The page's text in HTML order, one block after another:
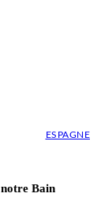
ESPAGNE
Bain